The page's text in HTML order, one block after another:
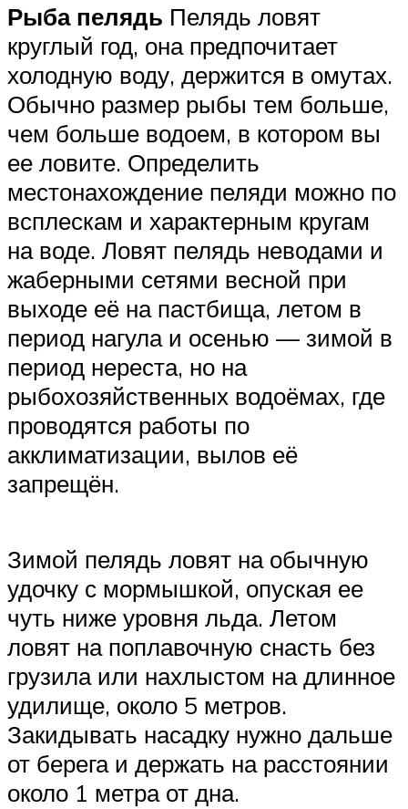
Рыба пелядь Пелядь ловят
круглый год, она предпочитает
холодную воду, держится в омутах.
Обычно размер рыбы тем больше,
чем больше водоем, в котором вы
ее ловите. Определить
местонахождение пеляди можно по
всплескам и характерным кругам
на воде. Ловят пелядь неводами и
жаберными сетями весной при
выходе её на пастбища, летом в
период нагула и осенью — зимой в
период нереста, но на
рыбохозяйственных водоёмах, где
проводятся работы по
акклиматизации, вылов её
запрещён.
Зимой пелядь ловят на обычную
удочку с мормышкой, опуская ее
чуть ниже уровня льда. Летом
ловят на поплавочную снасть без
грузила или нахлыстом на длинное
удилище, около 5 метров.
Закидывать насадку нужно дальше
от берега и держать на расстоянии
около 1 метра от дна.